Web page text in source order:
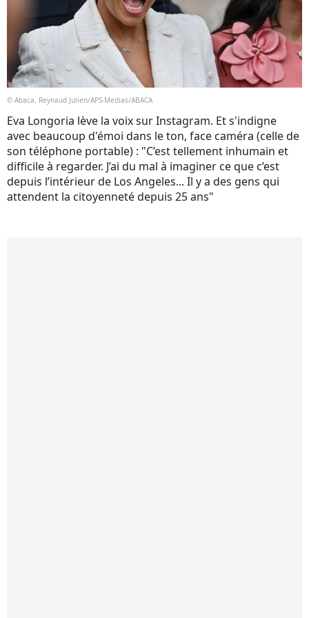
© Abaca, Reynaud Julien/APS-Medias/ABACA
Eva Longoria lève la voix sur Instagram. Et s'indigne
avec beaucoup d'émoi dans le ton, face caméra (celle de
son téléphone portable) : "C’est tellement inhumain et
difficile à regarder. J’ai du mal à imaginer ce que c’est
depuis l’intérieur de Los Angeles... Il y a des gens qui
attendent la citoyenneté depuis 25 ans"